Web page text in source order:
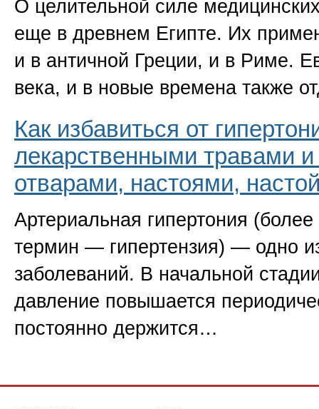
О целительной силе
еще в древнем Египте. Их
и в античной Греции, и в Риме.
века, и в новые времена также
Как избавиться от
лекарственными травами
отварами, настоями,
Артериальная гипертония (более
термин — гипертензия) — одно
заболеваний. В началь­ной
давление повышается
постоянно держится…